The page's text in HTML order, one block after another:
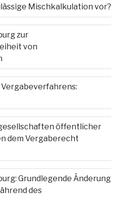
Mischkalkulation vor?
zur
von
öffentlicher
dem Vergaberecht
Grundlegende Änderung
des